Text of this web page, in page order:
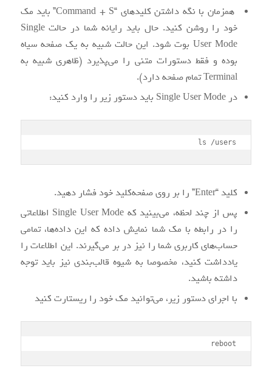
همزمان با نگه داشتن کلیدهای “Command + S” باید مک
خود را روشن کنید. حال باید رایانه شما در حالت Single
User Mode بوت شود. این حالت شبیه به یک صفحه سیاه
بوده و فقط دستورات متنی را می‌پذیرد (ظاهری شبیه به
Terminal تمام صفحه دارد).
در Single User Mode باید دستور زیر را وارد کنید:
ls /users
کلید “Enter” را بر روی صفحه‌کلید خود فشار دهید.
پس از چند لحظه، می‌بینید که Single User Mode اطلاعاتی
را در رابطه با مک شما نمایش داده که این داده‌ها، تمامی
حساب‌های کاربری شما را نیز در بر می‌گیرند. این اطلاعات را
یادداشت کنید، مخصوصا به شیوه قالب‌بندی نیز باید توجه
داشته باشید.
با اجرای دستور زیر، می‌توانید مک خود را ریستارت کنید
reboot